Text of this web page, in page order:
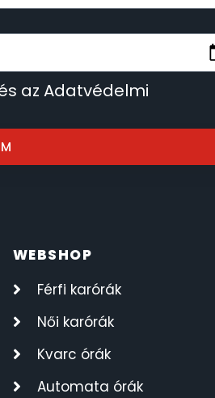
az Adatvédelmi
WEBSHOP
Férfi karórák
Női karórák
Kvarc órák
Automata órák